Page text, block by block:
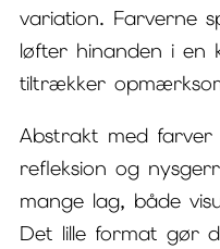
variation. Farverne
løfter hinanden i en
tiltrækker
Abstrakt med
refleksion og
mange lag, både
Det lille format gør